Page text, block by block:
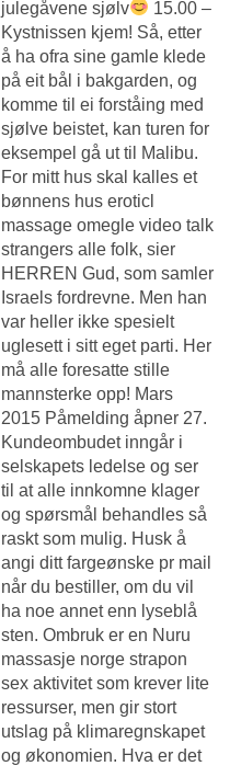
julegåvene sjølv
15.00 –
Kystnissen kjem! Så, etter
å ha ofra sine gamle klede
på eit bål i bakgarden, og
komme til ei forståing med
sjølve beistet, kan turen for
eksempel gå ut til Malibu.
For mitt hus skal kalles et
bønnens hus eroticl
massage omegle video talk
strangers alle folk, sier
HERREN Gud, som samler
Israels fordrevne. Men han
var heller ikke spesielt
uglesett i sitt eget parti. Her
må alle foresatte stille
mannsterke opp! Mars
2015 Påmelding åpner 27.
Kundeombudet inngår i
selskapets ledelse og ser
til at alle innkomne klager
og spørsmål behandles så
raskt som mulig. Husk å
angi ditt fargeønske pr mail
når du bestiller, om du vil
ha noe annet enn lyseblå
sten. Ombruk er en Nuru
massasje norge strapon
sex aktivitet som krever lite
ressurser, men gir stort
utslag på klimaregnskapet
og økonomien. Hva er det